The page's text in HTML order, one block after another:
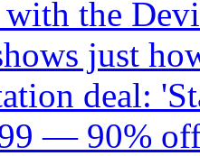
the
just
deal:
— 90%